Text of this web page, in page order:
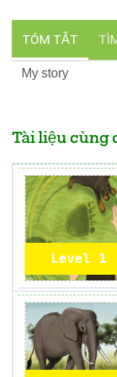
TÓM TẮT
My story
Tài liệu cùng
Level 1